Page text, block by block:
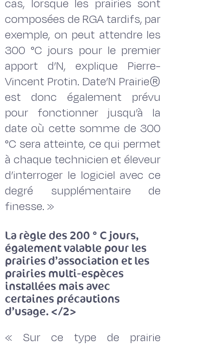
cas, lorsque les prairies sont
composées de RGA tardifs, par
exemple, on peut attendre les
300 °C jours pour le premier
apport d’N, explique Pierre-
Vincent Protin. Date’N Prairie®
est donc également prévu
pour fonctionner jusqu’à la
date où cette somme de 300
°C sera atteinte, ce qui permet
à chaque technicien et éleveur
d’interroger le logiciel avec ce
degré supplémentaire de
finesse. »
La règle des 200 ° C jours,
également valable pour les
prairies d’association et les
prairies multi-espèces
installées mais avec
certaines précautions
d’usage. </2>
« Sur ce type de prairie